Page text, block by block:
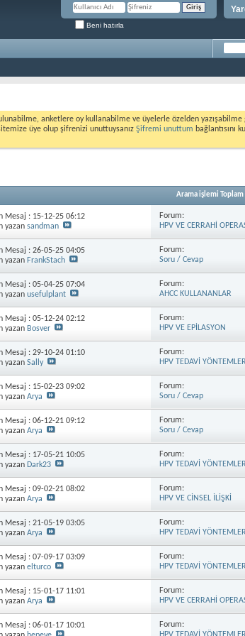
Beni hatırla
anketlere oy kullanabilme ve üyelerle özelden yazışabilme
üye olup şifrenizi unuttuysanız Şifremi unuttum bağlantısını
Arama işlemi Toplam
Mesaj : 15-12-2506:12
yazansandman
Forum:
HPV VE CERRAHİ
Mesaj : 26-05-2504:05
yazanFrankStach
Forum:
Soru / Cevap
Mesaj : 05-04-2507:04
yazanusefulplant
Forum:
AHCC KULLANANLAR
Mesaj : 05-12-2402:12
yazanBosver
Forum:
HPV VE EPİLASYON
Mesaj : 29-10-2401:10
yazanSally
Forum:
HPV TEDAVİ
Mesaj : 15-02-2309:02
yazanArya
Forum:
Soru / Cevap
Mesaj : 06-12-2109:12
yazanArya
Forum:
Soru / Cevap
Mesaj : 17-05-21 10:05
yazanDark23
Forum:
HPV TEDAVİ
Mesaj : 09-02-2108:02
yazanArya
Forum:
HPV VE CİNSEL İLİŞKİ
Mesaj : 21-05-1903:05
yazanArya
Forum:
HPV TEDAVİ
Mesaj : 07-09-1703:09
yazanelturco
Forum:
HPV TEDAVİ
Mesaj : 15-01-17 11:01
yazanArya
Forum:
HPV VE CERRAHİ
Mesaj : 06-01-17 10:01
Forum: